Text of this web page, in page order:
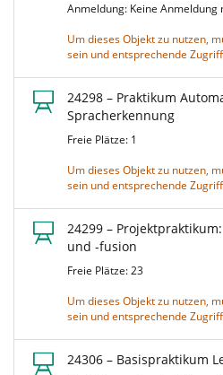
Anmeldung: Keine Anmeldung
Um dieses Objekt zu nutzen,
sein und entsprechende
24298 – Praktikum
Spracherkennung
Freie Plätze: 1
Um dieses Objekt zu nutzen,
sein und entsprechende
24299 –
und -fusion
Freie Plätze: 23
Um dieses Objekt zu nutzen,
sein und entsprechende
24306 – Basispraktikum